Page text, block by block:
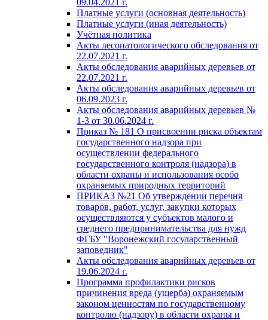
09.04.2021 г.
Платные услуги (основная деятельность)
Платные услуги (иная деятельность)
Учётная политика
Акты лесопатологического обследования от
22.07.2021 г.
Акты обследования аварийных деревьев от
22.07.2021 г.
Акты обследования аварийных деревьев от
06.09.2023 г.
Акты обследования аварийных деревьев №
1-3 от 30.06.2024 г.
Приказ № 181 О присвоении риска объектам
государственного надзора при
осуществлении федерального
государственного контроля (надзора) в
области охраны и использования особо
охраняемых природных территорий
ПРИКАЗ №21 Об утверждении перечня
товаров, работ, услуг, закупки которых
осуществляются у субъектов малого и
среднего предпринимательства для нужд
ФГБУ "Воронежский госуларственный
заповедник"
Акты обследования аварийных деревьев от
19.06.2024 г.
Программа профилактики рисков
причинения вреда (ущерба) охраняемым
законом ценностям по государственному
контролю (надзору) в области охраны и